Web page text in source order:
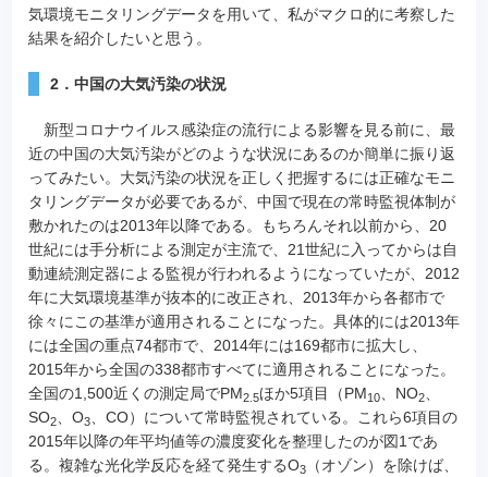
気環境モニタリングデータを用いて、私がマクロ的に考察した
結果を紹介したいと思う。
2．中国の大気汚染の状況
新型コロナウイルス感染症の流行による影響を見る前に、最
近の中国の大気汚染がどのような状況にあるのか簡単に振り返
ってみたい。大気汚染の状況を正しく把握するには正確なモニ
タリングデータが必要であるが、中国で現在の常時監視体制が
敷かれたのは2013年以降である。もちろんそれ以前から、20
世紀には手分析による測定が主流で、21世紀に入ってからは自
動連続測定器による監視が行われるようになっていたが、2012
年に大気環境基準が抜本的に改正され、2013年から各都市で
徐々にこの基準が適用されることになった。具体的には2013年
には全国の重点74都市で、2014年には169都市に拡大し、
2015年から全国の338都市すべてに適用されることになった。
全国の1,500近くの測定局でPM2.5ほか5項目（PM10、NO2、
SO2、O3、CO）について常時監視されている。これら6項目の
2015年以降の年平均値等の濃度変化を整理したのが図1であ
る。複雑な光化学反応を経て発生するO3（オゾン）を除けば、